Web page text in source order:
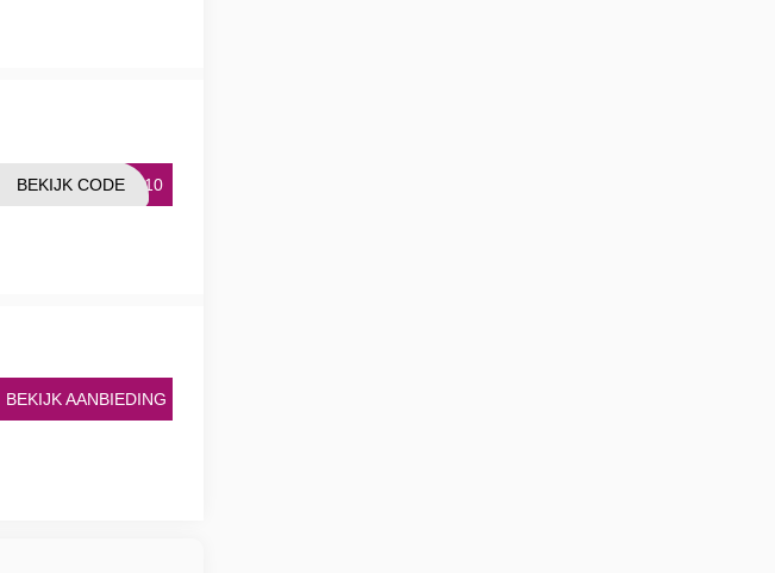
SE10
BEKIJK CODE
BEKIJK AANBIEDING